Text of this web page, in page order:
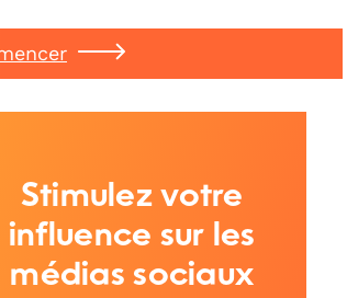
Stimulez votre
influence sur les
médias sociaux